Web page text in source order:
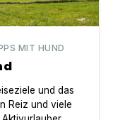
MIT HUND
und das
Reiz und viele